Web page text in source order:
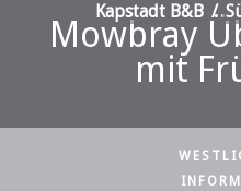
Mowbray
mit
Kapstadt B&B /